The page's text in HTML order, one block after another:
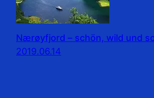
Nærøyfjord – schön, wild und
2019.06.14